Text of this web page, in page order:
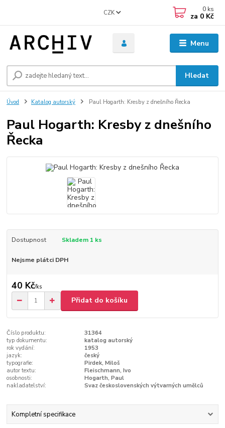
Menu
CZK
Hledat
0 ks
za 0 Kč
Úvod Katalog autorský Paul Hogarth: Kresby z dnešního Řecka
Paul Hogarth: Kresby z dnešního
Řecka
Dostupnost Skladem 1 ks
Nejsme plátci DPH
40 Kč/ks
Přidat do košíku
Číslo produktu:
31364
typ dokumentu:
katalog autorský
rok vydání:
1953
jazyk:
český
typografie:
Pirdek, Miloš
autor textu:
Fleischmann, Ivo
osobnosti:
Hogarth, Paul
nakladatelství:
Svaz československých výtvarných umělců
Kompletní specifikace